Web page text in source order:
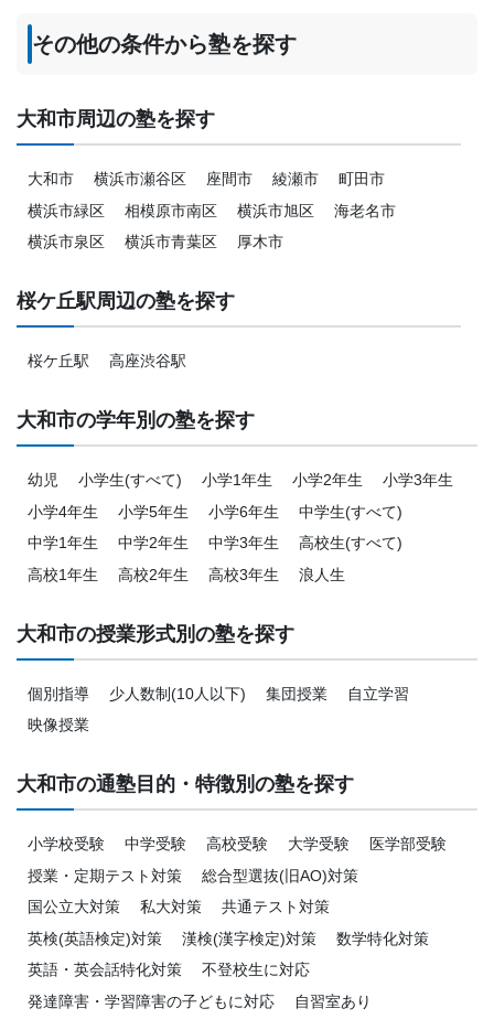
その他の条件から塾を探す
大和市周辺の塾を探す
大和市 横浜市瀬谷区 座間市 綾瀬市
町田市
横浜市緑区
相模原市南区 横浜市旭区
海老名市
横浜市泉区
横浜市青葉区 厚木市
桜ケ丘駅周辺の塾を探す
桜ケ丘駅 高座渋谷駅
大和市の学年別の塾を探す
幼児 小学生(すべて) 小学1年生 小学2年生
小学3年生
小学4年生
小学5年生 小学6年生
中学生(すべて)
中学1年生
中学2年生 中学3年生
高校生(すべて)
高校1年生
高校2年生 高校3年生 浪人生
大和市の授業形式別の塾を探す
個別指導 少人数制(10人以下) 集団授業
自立学習
映像授業
大和市の通塾目的・特徴別の塾を探す
小学校受験 中学受験 高校受験 大学受験
医学部受験
授業・定期テスト対策
総合型選抜(旧AO)対策
国公立大対策
私大対策
共通テスト対策
英検(英語検定)対策
漢検(漢字検定)対策
数学特化対策
英語・英会話特化対策
不登校生に対応
発達障害・学習障害の子どもに対応
自習室あり